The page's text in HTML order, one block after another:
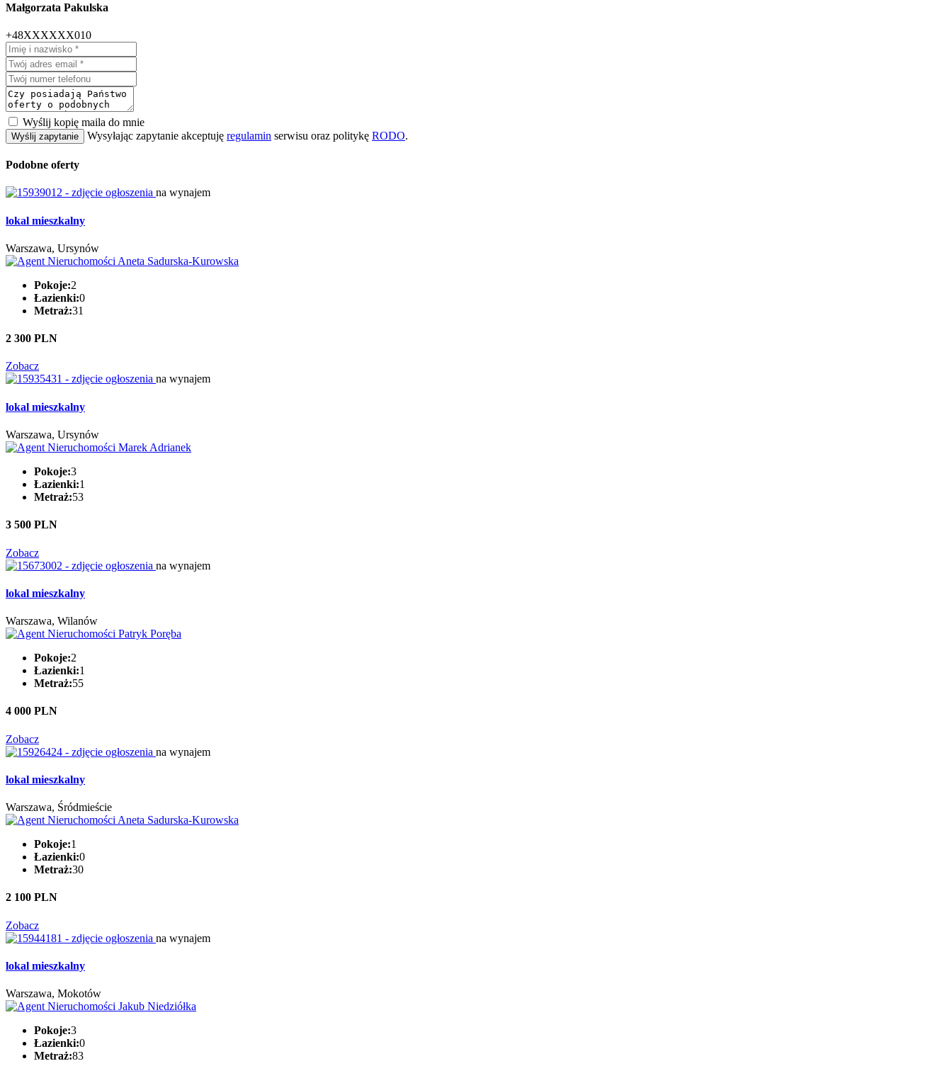
Małgorzata Pakulska
+48XXXXXX010
Wyślij kopię maila do mnie
Wyślij zapytanie Wysyłając zapytanie akceptuję regulamin serwisu oraz politykę RODO.
Podobne oferty
na wynajem
lokal mieszkalny
Warszawa, Ursynów
Pokoje:2
Łazienki:0
Metraż:31
2 300 PLN
Zobacz
na wynajem
lokal mieszkalny
Warszawa, Ursynów
Pokoje:3
Łazienki:1
Metraż:53
3 500 PLN
Zobacz
na wynajem
lokal mieszkalny
Warszawa, Wilanów
Pokoje:2
Łazienki:1
Metraż:55
4 000 PLN
Zobacz
na wynajem
lokal mieszkalny
Warszawa, Śródmieście
Pokoje:1
Łazienki:0
Metraż:30
2 100 PLN
Zobacz
na wynajem
lokal mieszkalny
Warszawa, Mokotów
Pokoje:3
Łazienki:0
Metraż:83